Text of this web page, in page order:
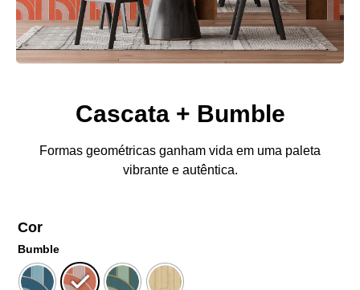
Cascata + Bumble
Formas geométricas ganham vida em uma paleta
vibrante e autêntica.
Cor
Bumble